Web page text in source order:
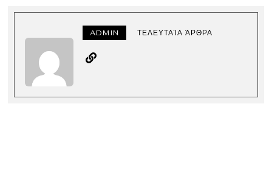
ADMIN ΤΕΛΕΥΤΑΊΑ ΆΡΘΡΑ